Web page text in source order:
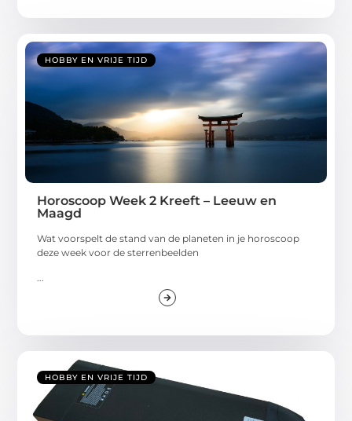
HOBBY EN VRIJE TIJD
Horoscoop Week 2 Kreeft – Leeuw en
Maagd
Wat voorspelt de stand van de planeten in je horoscoop
deze week voor de sterrenbeelden
...
HOBBY EN VRIJE TIJD